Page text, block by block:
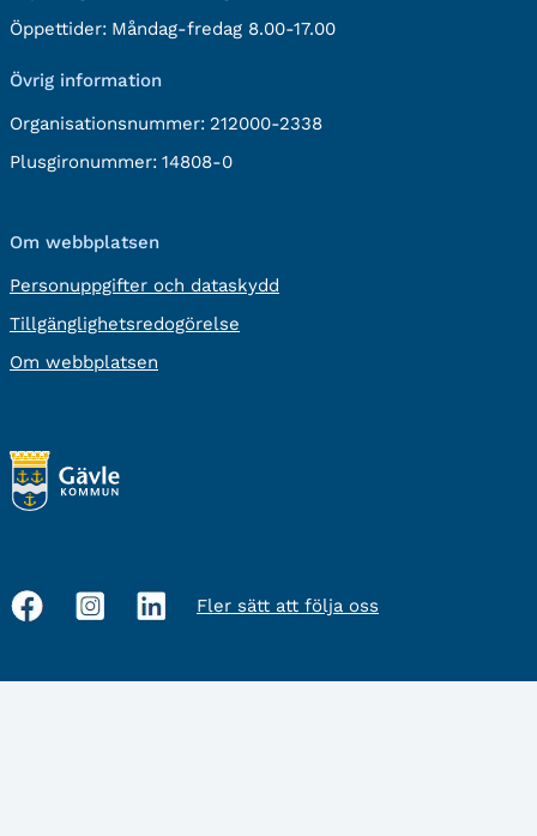
post:
Öppettider: Måndag-fredag 8.00-17.00
Övrig information
Organisationsnummer: 212000-2338
Plusgironummer: 14808-0
Om webbplatsen
Personuppgifter och dataskydd
Tillgänglighetsredogörelse
Om webbplatsen
Sociala
Fler sätt att följa oss